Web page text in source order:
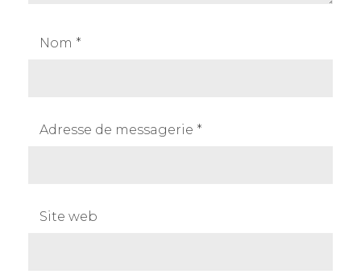
Nom *
Adresse de messagerie *
Site web